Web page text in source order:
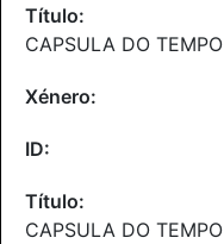
CAPSULA DO TEMPO
CAPSULA DO TEMPO